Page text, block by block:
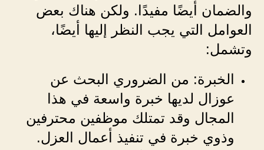
والضمان أيضًا مفيدًا. ولكن هناك بعض
العوامل التي يجب النظر إليها أيضًا،
وتشمل:
الخبرة: من الضروري البحث عن
عوزال لديها خبرة واسعة في هذا
المجال وقد تمتلك موظفين محترفين
وذوي خبرة في تنفيذ أعمال العزل.